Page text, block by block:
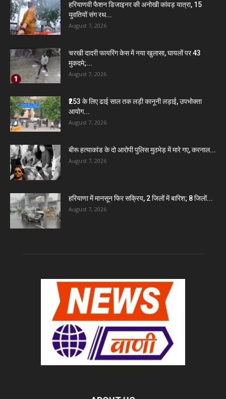
हरियाणवी फैशन डिजाइनर की अनोखी कांवड़ यात्रा, 15
युवतियों संग रथ...
August 7, 2026
चरखी दादरी फायरिंग केस में नया खुलासा, घायलों पर 43
मुकदमे;...
August 7, 2026
₹253 के लिए ढाई साल तक लड़ी कानूनी लड़ाई, उपभोक्ता
आयोग...
August 7, 2026
बीरू हत्याकांड के दो आरोपी पुलिस मुठभेड़ में मारे गए, करनाल...
August 7, 2026
हरियाणा में मानसून फिर सक्रिय, 2 जिलों में बारिश; 8 जिलों...
August 7, 2026